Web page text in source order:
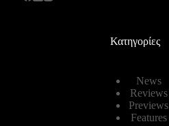
Κατηγορίες
News
Reviews
Previews
Features